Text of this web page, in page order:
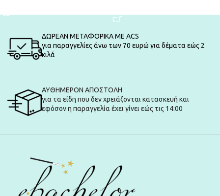
ΔΩΡΕΑΝ ΜΕΤΑΦΟΡΙΚΑ ΜΕ ACS
για παραγγελίες άνω των 70 ευρώ για δέματα εώς 2
κιλά
ΑΥΘΗΜΕΡΟΝ ΑΠΟΣΤΟΛΗ
για τα είδη που δεν χρειάζονται κατασκευή και
εφόσον η παραγγελία έχει γίνει εώς τις 14:00